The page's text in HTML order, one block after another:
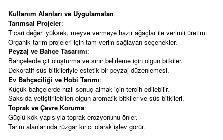
Kullanım Alanları ve Uygulamaları
Tarımsal Projeler:
Ticari değeri yüksek, meyve vermeye hazır ağaçlar ile verimli üretim.
Organik tarım projeleri için tam verim sağlayan seçenekler.
Peyzaj ve Bahçe Tasarımı:
Bahçelerde çit oluşturma ve sınır belirleme için olgun bitkiler.
Dekoratif süs bitkileriyle estetik bir peyzaj düzenlemesi.
Ev Bahçeciliği ve Hobi Tarımı:
Küçük bahçelerde hızlı sonuç almak için tercih edilebilir.
Saksıda yetiştirilebilen olgun aromatik bitkiler ve süs bitkileri.
Toprak ve Çevre Koruma:
Güçlü kök yapısıyla toprak erozyonunu önler.
Tarım alanlarında rüzgar kırıcı olarak işlev görür.